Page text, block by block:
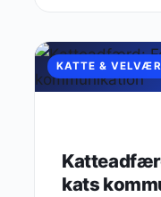
KATTE &
kats